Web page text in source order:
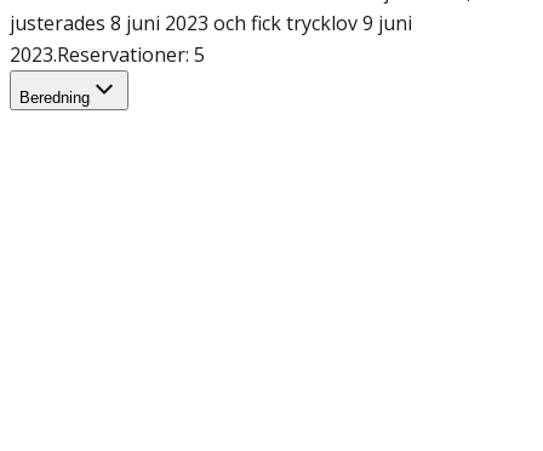
justerades 8 juni 2023 och fick trycklov 9 juni
2023.Reservationer: 5
Beredning